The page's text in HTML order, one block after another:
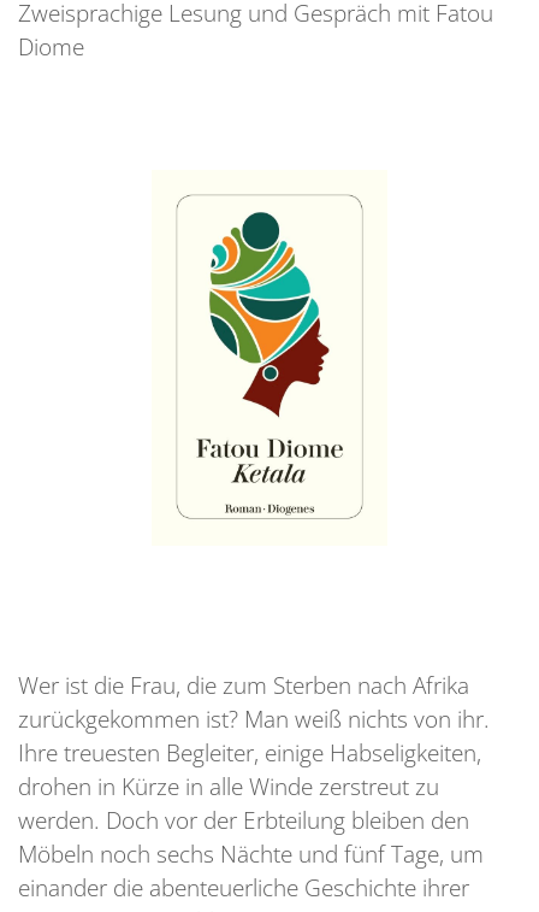
Zweisprachige Lesung und Gespräch mit Fatou
Diome
Wer ist die Frau, die zum Sterben nach Afrika
zurückgekommen ist? Man weiß nichts von ihr.
Ihre treuesten Begleiter, einige Habseligkeiten,
drohen in Kürze in alle Winde zerstreut zu
werden. Doch vor der Erbteilung bleiben den
Möbeln noch sechs Nächte und fünf Tage, um
einander die abenteuerliche Geschichte ihrer